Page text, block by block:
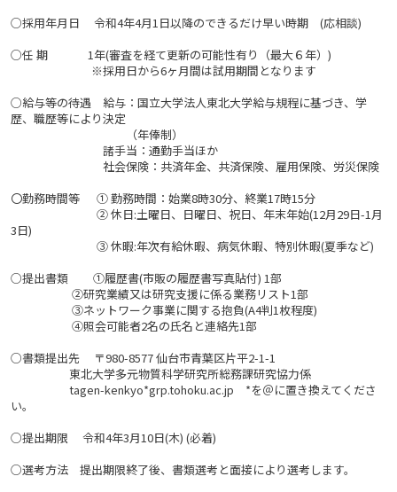
○採用年月日 令和4年4月1日以降のできるだけ早い時期 (応相談)
○任 期 1年(審査を経て更新の可能性有り（最大６年）)
※採用日から6ヶ月間は試用期間となります
○給与等の待遇 給与：国立大学法人東北大学給与規程に基づき、学
歴、職歴等により決定
（年俸制）
諸手当：通勤手当ほか
社会保険：共済年金、共済保険、雇用保険、労災保険
〇勤務時間等 ① 勤務時間：始業8時30分、終業17時15分
② 休日:土曜日、日曜日、祝日、年末年始(12月29日-1月
3日)
③ 休暇:年次有給休暇、病気休暇、特別休暇(夏季など)
○提出書類 ①履歴書(市販の履歴書写真貼付) 1部
②研究業績又は研究支援に係る業務リスト1部
③ネットワーク事業に関する抱負(A4判1枚程度)
④照会可能者2名の氏名と連絡先1部
○書類提出先 〒980-8577 仙台市青葉区片平2-1-1
東北大学多元物質科学研究所総務課研究協力係
tagen-kenkyo*grp.tohoku.ac.jp *を＠に置き換えてくださ
い。
○提出期限 令和4年3月10日(木) (必着)
○選考方法 提出期限終了後、書類選考と面接により選考します。